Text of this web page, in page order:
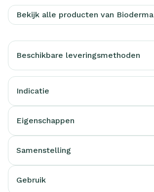
Bekijk alle producten van Bioderma
Beschikbare leveringsmethoden
Indicatie
Eigenschappen
Samenstelling
Gebruik